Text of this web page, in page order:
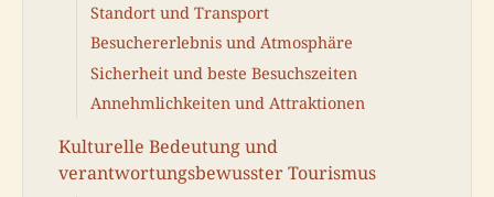
Standort und Transport
Besuchererlebnis und Atmosphäre
Sicherheit und beste Besuchszeiten
Annehmlichkeiten und Attraktionen
Kulturelle Bedeutung und
verantwortungsbewusster Tourismus